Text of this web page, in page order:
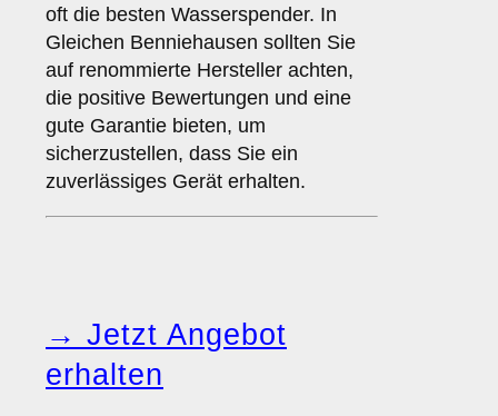
oft die besten Wasserspender. In
Gleichen Benniehausen sollten Sie
auf renommierte Hersteller achten,
die positive Bewertungen und eine
gute Garantie bieten, um
sicherzustellen, dass Sie ein
zuverlässiges Gerät erhalten.
→ Jetzt Angebot
erhalten